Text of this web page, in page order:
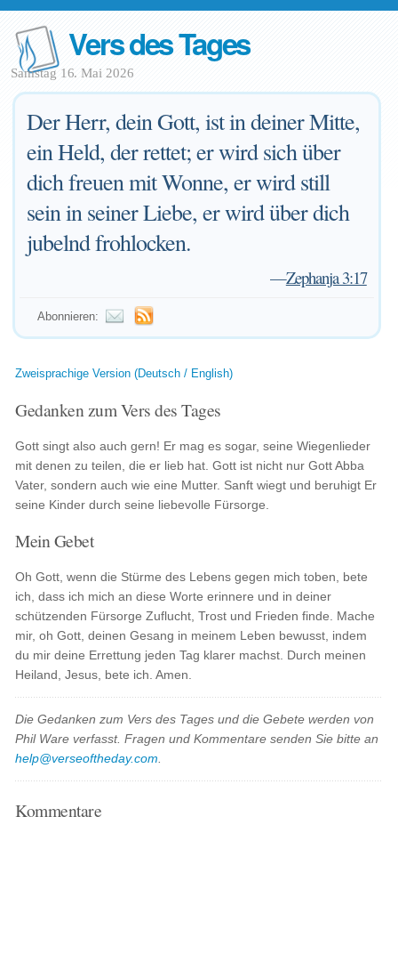
Vers des Tages
Samstag 16. Mai 2026
Der Herr, dein Gott, ist in deiner Mitte,
ein Held, der rettet; er wird sich über
dich freuen mit Wonne, er wird still
sein in seiner Liebe, er wird über dich
jubelnd frohlocken.
—Zephanja 3:17
Abonnieren:
Zweisprachige Version (Deutsch / English)
Gedanken zum Vers des Tages
Gott singt also auch gern! Er mag es sogar, seine Wiegenlieder
mit denen zu teilen, die er lieb hat. Gott ist nicht nur Gott Abba
Vater, sondern auch wie eine Mutter. Sanft wiegt und beruhigt Er
seine Kinder durch seine liebevolle Fürsorge.
Mein Gebet
Oh Gott, wenn die Stürme des Lebens gegen mich toben, bete
ich, dass ich mich an diese Worte erinnere und in deiner
schützenden Fürsorge Zuflucht, Trost und Frieden finde. Mache
mir, oh Gott, deinen Gesang in meinem Leben bewusst, indem
du mir deine Errettung jeden Tag klarer machst. Durch meinen
Heiland, Jesus, bete ich. Amen.
Die Gedanken zum Vers des Tages und die Gebete werden von
Phil Ware verfasst. Fragen und Kommentare senden Sie bitte an
help@verseoftheday.com
Kommentare